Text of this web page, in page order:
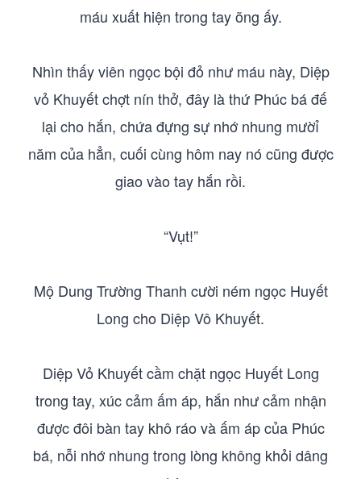
máu xuất hiện trong tay õng ấy.
Nhìn thấy viên ngọc bội đỏ như máu này, Diệp
vỏ Khuyết chợt nín thở, đây là thứ Phúc bá đế
lại cho hắn, chứa đựng sự nhớ nhung mườỉ
năm của hẳn, cuối cùng hôm nay nó cũng được
giao vào tay hắn rồi.
“Vụt!”
Mộ Dung Trường Thanh cười ném ngọc Huyết
Long cho Diệp Vô Khuyết.
Diệp Vỏ Khuyết cầm chặt ngọc Huyết Long
trong tay, xúc cảm ấm áp, hắn như cảm nhận
được đôi bàn tay khô ráo và ấm áp của Phúc
bá, nỗi nhớ nhung trong lòng không khỏi dâng